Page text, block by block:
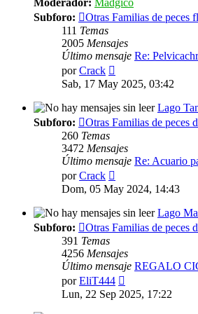
Moderador: Mádgico
Subforo:
Otras Familias de peces
111 Temas
2005 Mensajes
Último mensaje Re:
porCrack
último
mensaje
Sab, 17 May 2025, 03:42
Lago
Subforo:
Otras Familias de peces
260 Temas
3472 Mensajes
Último mensaje Re: Acuario
porCrack
último
mensaje
Dom, 05 May 2024, 14:43
Lago
Subforo:
Otras Familias de peces
391 Temas
4256 Mensajes
Último mensaje REGALO
porEliT444
último
Lun, 22 Sep 2025, 17:22